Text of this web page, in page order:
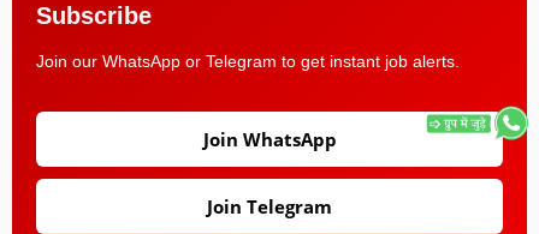
Subscribe
Join our WhatsApp or Telegram to get instant job alerts.
Join WhatsApp
Join Telegram